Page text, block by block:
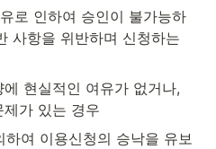
로 인하여 승인이 불가능하
사항을 위반하며 신청하는
현실적인 여유가 없거나,
가 있는 경우
여 이용신청의 승낙을 유보